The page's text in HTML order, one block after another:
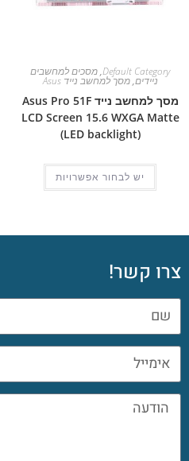
Default Category
,מסכים למחשבים
ניידים,מסך למחשב נייד Asus
מסך למחשב נייד Asus Pro 51F
LCD Screen 15.6 WXGA Matte
(LED backlight)
יש לבחור אפשרויות
צרו קשר!